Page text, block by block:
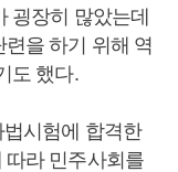
굉장히 많았는데
을 하기 위해 역
도 했다.
시험에 합격한
따라 민주사회를